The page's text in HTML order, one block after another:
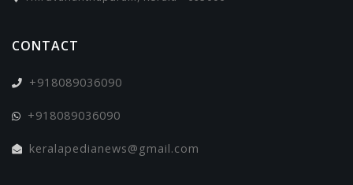
CONTACT
+918089036090
+918089036090
keralapedianews@gmail.com